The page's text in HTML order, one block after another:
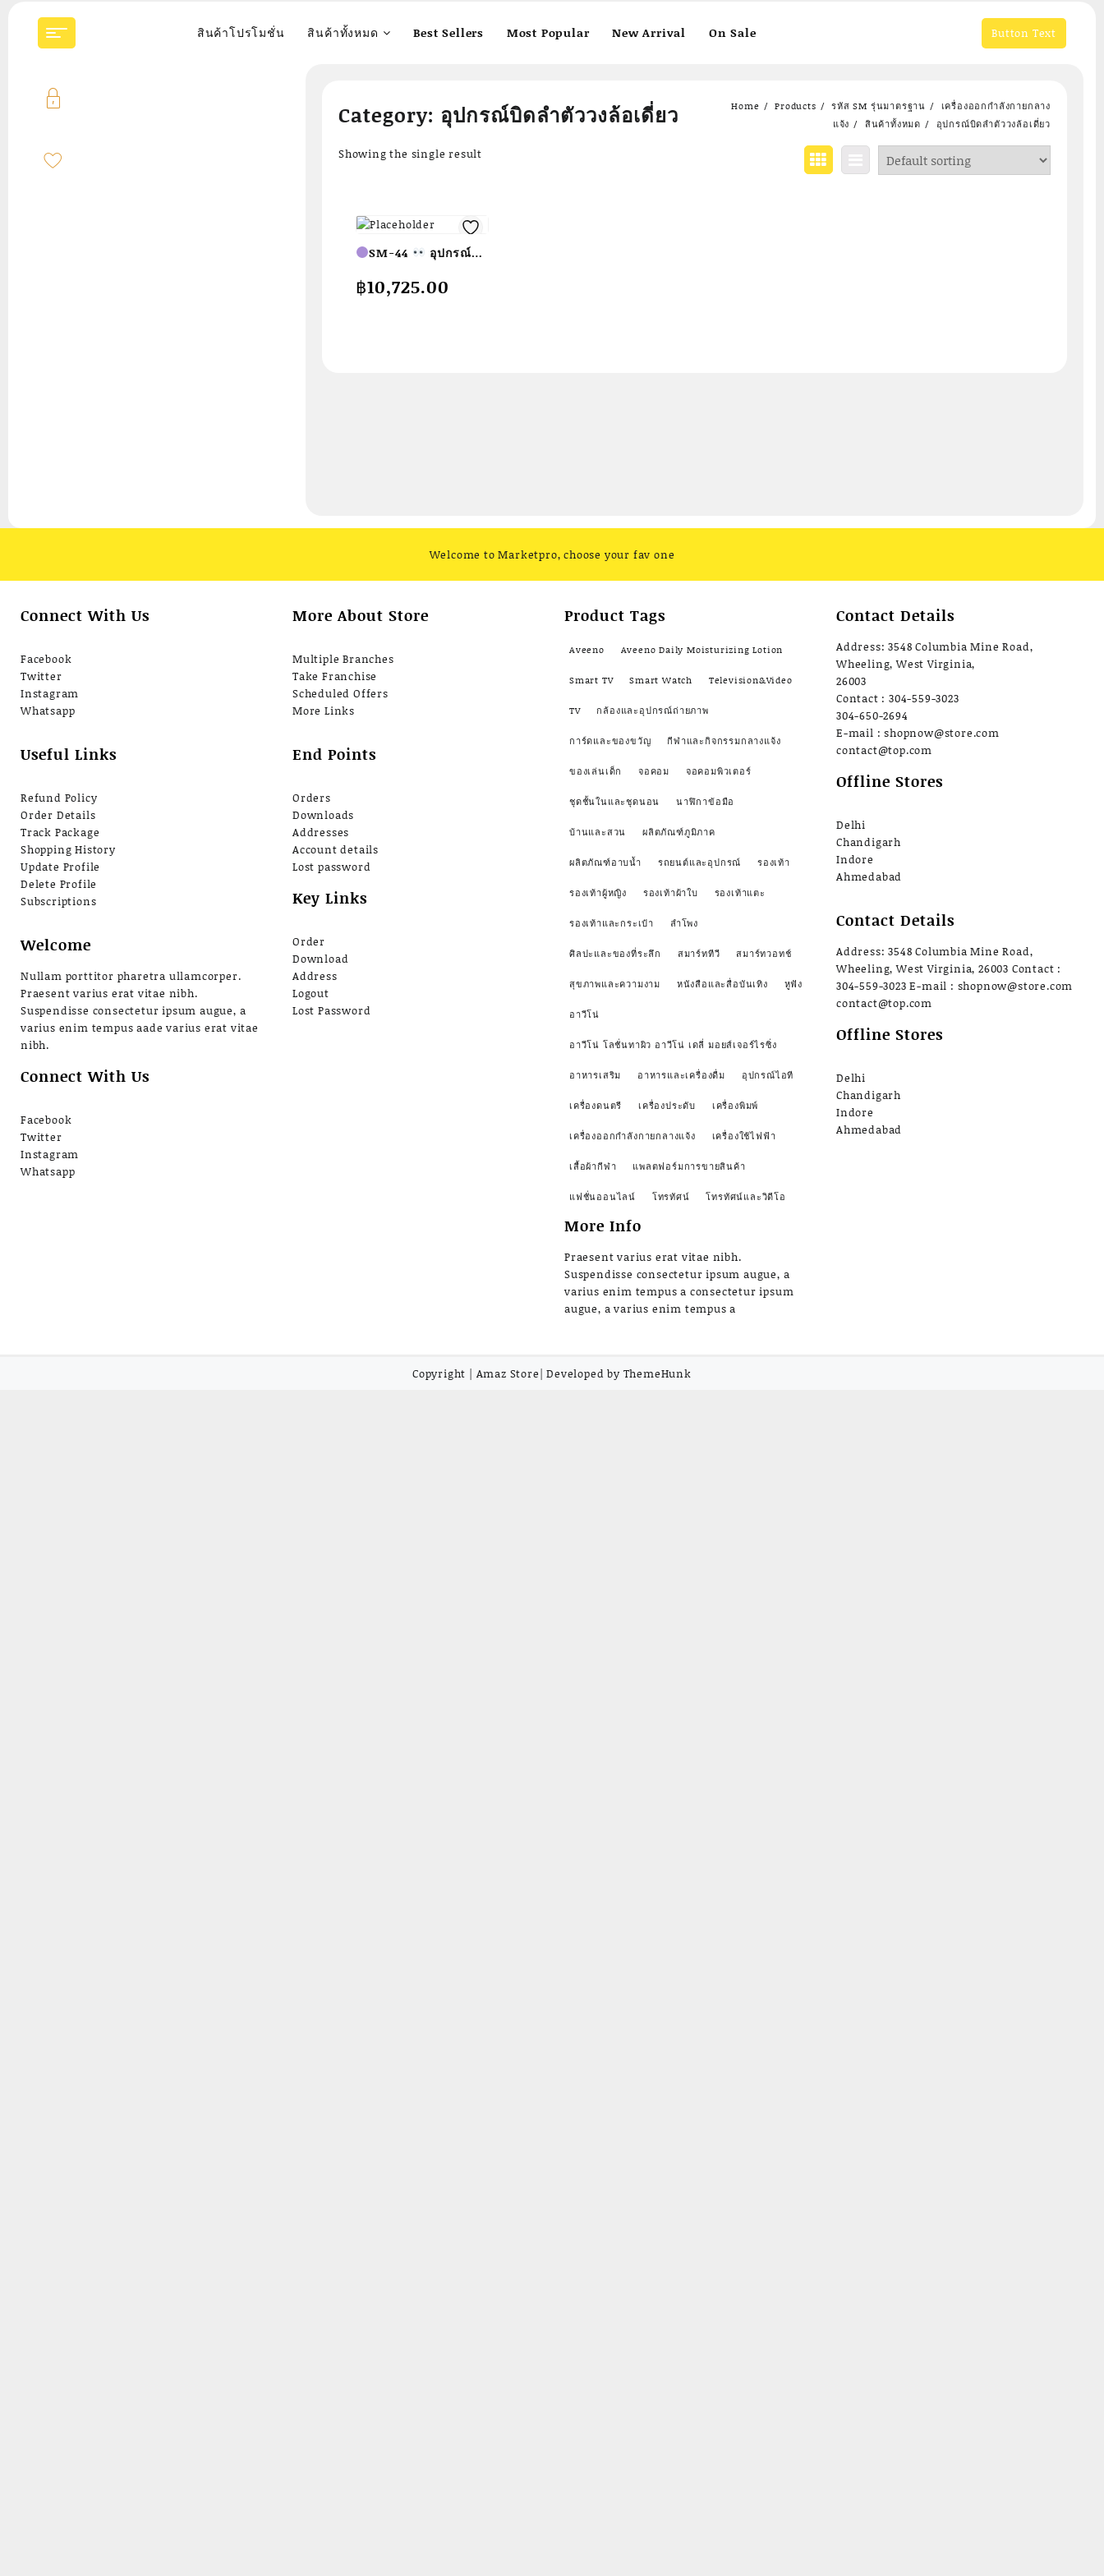
content
สินค้าโปรโมชั่น สินค้าทั้งหมด Best Sellers Most Popular New Arrival On Sale Button Text
Category: อุปกรณ์บิดลำตัววงล้อเดี่ยว Home Products รหัส SM รุ่นมาตรฐาน
เครื่องออกกำลังกายกลาง
แจ้ง
สินค้าทั้งหมด อุปกรณ์บิดลำตัววงล้อเดี่ยว
Showing the single result
SM-44
อุปกรณ์บิด
ขนาด 1.00
฿10,725.00
Welcome to Marketpro, choose your fav one
Connect With Us
Facebook
Twitter
Instagram
Whatsapp
Useful Links
Refund Policy
Order Details
Track Package
Shopping History
Update Profile
Delete Profile
Subscriptions
Welcome
Nullam porttitor pharetra ullamcorper.
Praesent varius erat vitae nibh.
Suspendisse consectetur ipsum augue, a
varius enim tempus aade varius erat vitae
nibh.
Connect With Us
Facebook
Twitter
Instagram
Whatsapp
More About Store
Multiple Branches
Take Franchise
Scheduled Offers
More Links
End Points
Orders
Downloads
Addresses
Account details
Lost password
Key Links
Order
Download
Address
Logout
Lost Password
Product Tags
Aveeno Aveeno Daily Moisturizing Lotion
Smart TV Smart Watch Television&Video
TV กล้องและอุปกรณ์ถ่ายภาพ
การ์ดและของขวัญ กีฬาและกิจกรรมกลางแจ้ง
ของเล่นเด็ก จอคอม จอคอมพิวเตอร์
ชุดชั้นในและชุดนอน นาฬิกาข้อมือ
บ้านและสวน ผลิตภัณฑ์ภูมิภาค
ผลิตภัณฑ์อาบน้ำ รถยนต์และอุปกรณ์ รองเท้า
รองเท้าผู้หญิง รองเท้าผ้าใบ รองเท้าแตะ
รองเท้าและกระเป๋า ลำโพง
ศิลปะและของที่ระลึก สมาร์ททีวี สมาร์ทวอทช์
สุขภาพและความงาม หนังสือและสื่อบันเทิง หูฟัง
อาวีโน่
อาวีโน่ โลชั่นทาผิว อาวีโน่ เดลี่ มอยส์เจอร์ไรซิ่ง
อาหารเสริม อาหารและเครื่องดื่ม อุปกรณ์ไอที
เครื่องดนตรี เครื่องประดับ เครื่องพิมพ์
เครื่องออกกำลังกายกลางแจ้ง เครื่องใช้ไฟฟ้า
เสื้อผ้ากีฬา แพลตฟอร์มการขายสินค้า
แฟชั่นออนไลน์ โทรทัศน์ โทรทัศน์และวิดีโอ
More Info
Praesent varius erat vitae nibh.
Suspendisse consectetur ipsum augue, a
varius enim tempus a consectetur ipsum
augue, a varius enim tempus a
Contact Details
Address: 3548 Columbia Mine Road,
Wheeling, West Virginia,
26003
Contact : 304-559-3023
304-650-2694
E-mail : shopnow@store.com
contact@top.com
Offline Stores
Delhi
Chandigarh
Indore
Ahmedabad
Contact Details
Address: 3548 Columbia Mine Road,
Wheeling, West Virginia, 26003 Contact :
304-559-3023 E-mail : shopnow@store.com
contact@top.com
Offline Stores
Delhi
Chandigarh
Indore
Ahmedabad
Copyright | Amaz Store| Developed by ThemeHunk